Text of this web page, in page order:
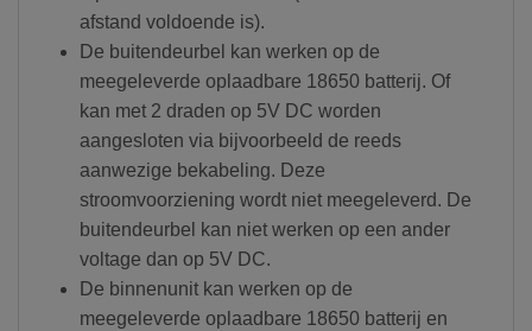
afstand voldoende is).
De buitendeurbel kan werken op de
meegeleverde oplaadbare 18650 batterij. Of
kan met 2 draden op 5V DC worden
aangesloten via bijvoorbeeld de reeds
aanwezige bekabeling. Deze
stroomvoorziening wordt niet meegeleverd. De
buitendeurbel kan niet werken op een ander
voltage dan op 5V DC.
De binnenunit kan werken op de
meegeleverde oplaadbare 18650 batterij en